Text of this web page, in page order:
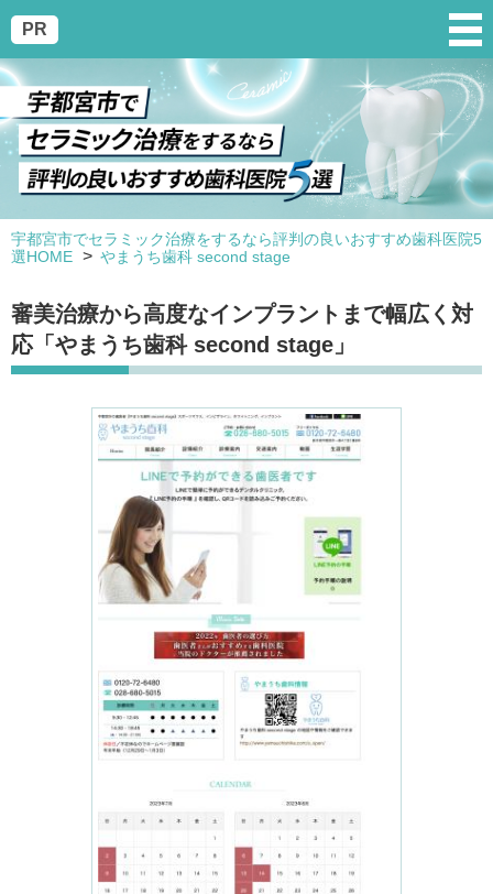
PR
宇都宮市でセラミック治療をするなら評判の良いおすすめ歯科医院5
選HOME
やまうち歯科 second stage
審美治療から高度なインプラントまで幅広く対
応「やまうち歯科 second stage」